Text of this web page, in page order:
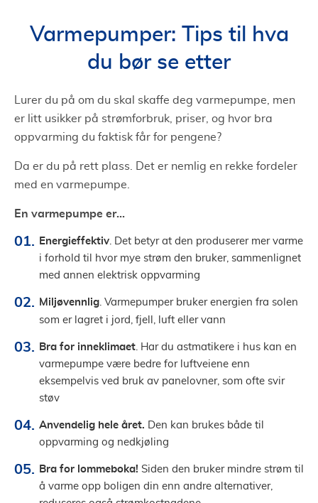
Varmepumper: Tips til hva
du bør se etter
Lurer du på om du skal skaffe deg varmepumpe, men
er litt usikker på strømforbruk, priser, og hvor bra
oppvarming du faktisk får for pengene?
Da er du på rett plass. Det er nemlig en rekke fordeler
med en varmepumpe.
En varmepumpe er...
Energieffektiv . Det betyr at den produserer mer varme
i forhold til hvor mye strøm den bruker, sammenlignet
med annen elektrisk oppvarming
Miljøvennlig . Varmepumper bruker energien fra solen
som er lagret i jord, fjell, luft eller vann
Bra for inneklimaet . Har du astmatikere i hus kan en
varmepumpe være bedre for luftveiene enn
eksempelvis ved bruk av panelovner, som ofte svir
støv
Anvendelig hele året. Den kan brukes både til
oppvarming og nedkjøling
Bra for lommeboka! Siden den bruker mindre strøm til
å varme opp boligen din enn andre alternativer,